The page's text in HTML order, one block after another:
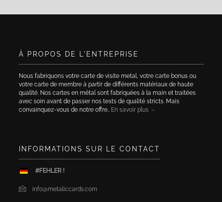
À PROPOS DE L'ENTREPRISE
Nous fabriquons votre carte de visite metal, votre carte bonus ou
votre carte de membre à partir de différents matériaux de haute
qualité. Nos cartes en métal sont fabriquées à la main et traitées
avec soin avant de passer nos tests de qualité stricts. Mais
convainquez-vous de notre offre.. En savoir plus
INFORMATIONS SUR LE CONTACT
#FEHLER !
info@metaliccards.com